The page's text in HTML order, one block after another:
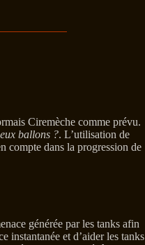
Ciremèche comme prévu.
ballons ?. L’utilisation de
compte dans la progression de
générée par les tanks afin
instantanée et d’aider les tanks